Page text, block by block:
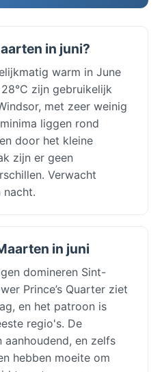
in juni?
warm in June
zijn gebruikelijk
met zeer weinig
liggen rond
door het kleine
zijn er geen
Verwacht
nacht.
in juni
domineren Sint-
Prince’s Quarter ziet
en het patroon is
regio's. De
en zelfs
hebben moeite om